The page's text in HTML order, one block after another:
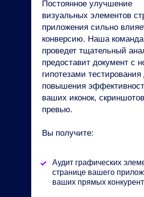
Постоянное улучшение
визуальных элементов
приложения сильно
конверсию. Наша команда
проведет тщательный
предоставит документ с
гипотезами тестирования
повышения
ваших иконок,
превью.
Вы получите:
Аудит графических
странице вашего
ваших прямых